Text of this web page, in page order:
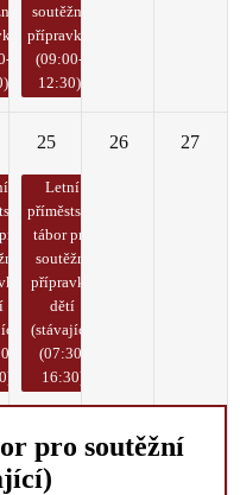
soutěžní
přípravky
(09:00-
12:30)
25
Letní
příměstský
tábor pro
soutěžní
přípravky
dětí
(stávající)
(07:30-
16:30)
26 27
pro soutěžní